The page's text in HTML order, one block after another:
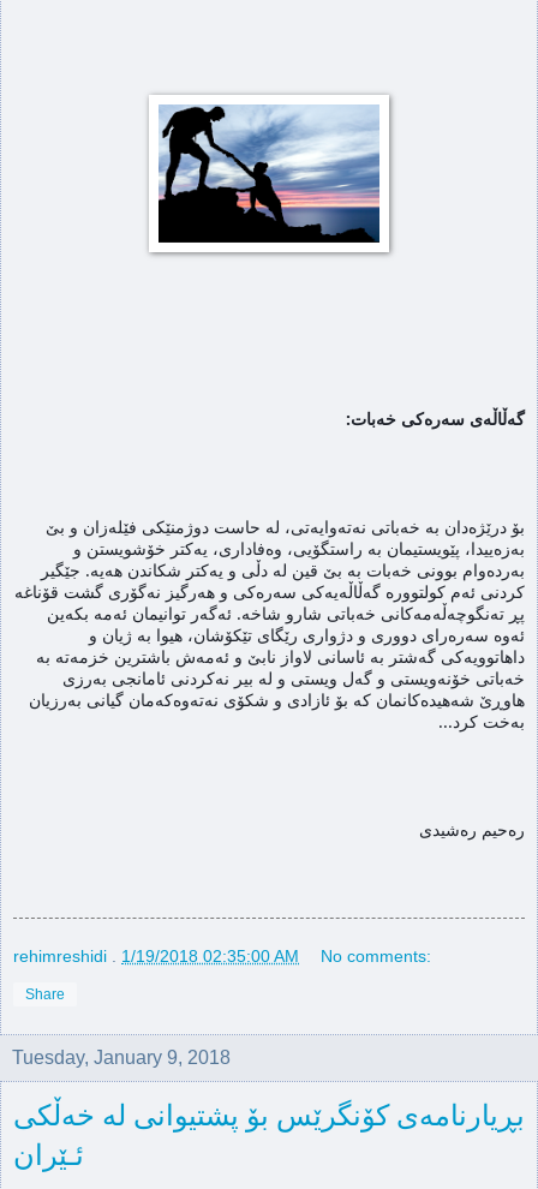
گەڵاڵەی سەرەکی خەبات:
بەخت کرد...
رەحیم رەشیدی
rehimreshidi . 1/19/2018 02:35:00 AM No comments:
Share
Tuesday, January 9, 2018
بڕیارنامەی کۆنگرێس بۆ پشتیوانی لە خەڵکی
ئـێران